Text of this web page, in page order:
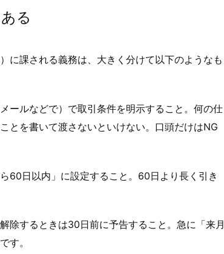
る
に課される義務は、大きく分けて以下のようなも
ールなどで）で取引条件を明示すること。何の仕
とを書いて渡さないといけない。口頭だけはNG
60日以内」に設定すること。60日より長く引き
除するときは30日前に予告すること。急に「来月
す。